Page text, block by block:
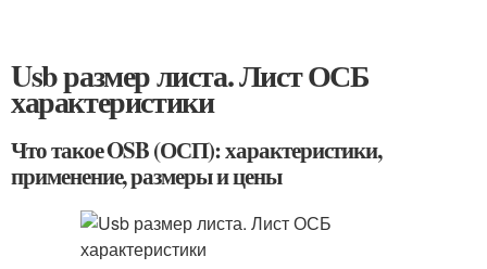
Usb размер листа. Лист ОСБ
характеристики
Что такое OSB (ОСП): характеристики,
применение, размеры и цены